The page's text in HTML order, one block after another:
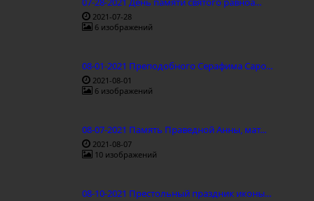
2021-07-28
6 изображений
08-01-2021 Преподобного Серафима Саро...
2021-08-01
6 изображений
08-07-2021 Память Праведной Анны, мат...
2021-08-07
10 изображений
08-10-2021 Престольный праздник иконы...